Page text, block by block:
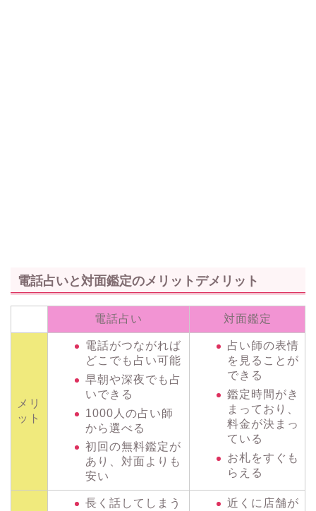
電話占いと対面鑑定のメリットデメリット
電話占い 対面鑑定
メリ
ット
電話がつながれば
どこでも占い可能
早朝や深夜でも占
いできる
1000人の占い師
から選べる
初回の無料鑑定が
あり、対面よりも
安い
占い師の表情
を見ることが
できる
鑑定時間がき
まっており、
料金が決まっ
ている
お札をすぐも
らえる
長く話してしまう
近くに店舗が